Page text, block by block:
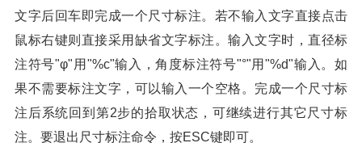
文字后回车即完成一个尺寸标注。若不输入文字直接点击
鼠标右键则直接采用缺省文字标注。输入文字时，直径标
注符号"φ"用"%c"输入，角度标注符号"°"用"%d"输入。如
果不需要标注文字，可以输入一个空格。完成一个尺寸标
注后系统回到第2步的拾取状态，可继续进行其它尺寸标
注。要退出尺寸标注命令，按ESC键即可。